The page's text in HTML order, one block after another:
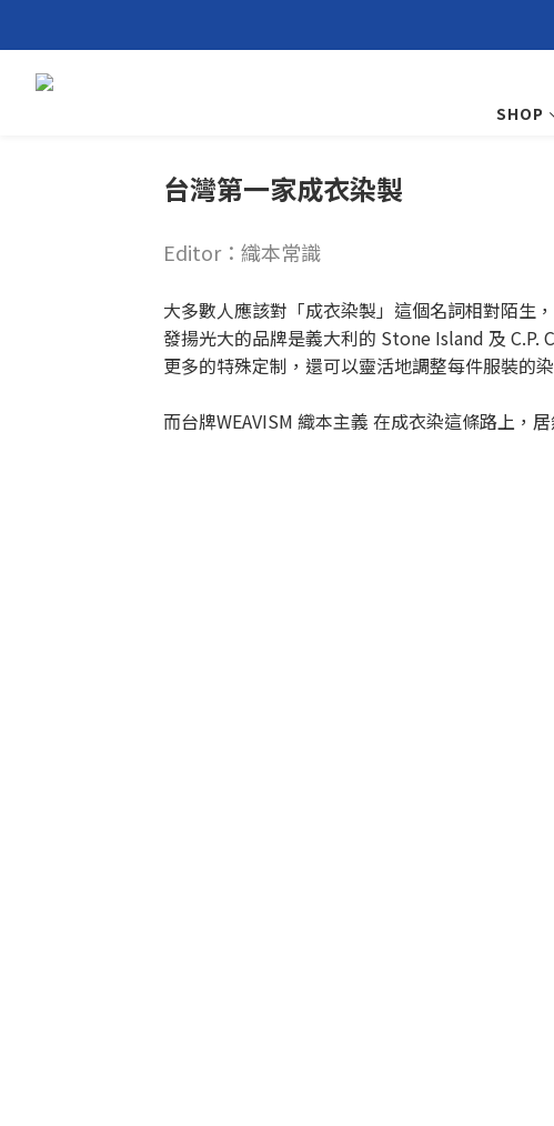
SHOP
台灣第一家成衣染製
Editor：織本常識
大多數人應該對「成衣染製」這個名詞相對陌
發揚光大的品牌是義大利的 Stone Island 及
更多的特殊定制，還可以靈活地調整每件服裝的
而台牌WEAVISM 織本主義 在成衣染這條路上，